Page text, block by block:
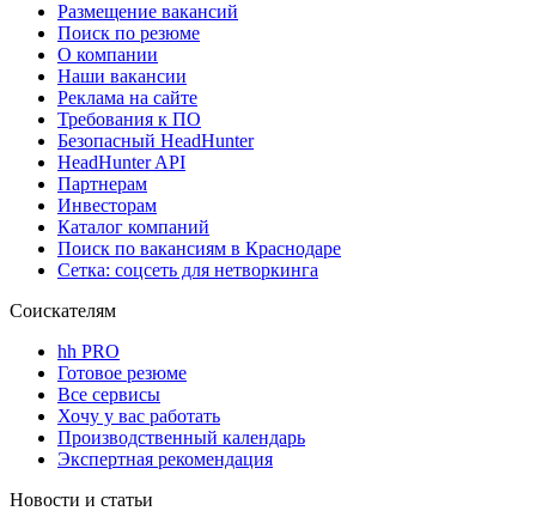
Размещение вакансий
Поиск по резюме
О компании
Наши вакансии
Реклама на сайте
Требования к ПО
Безопасный HeadHunter
HeadHunter API
Партнерам
Инвесторам
Каталог компаний
Поиск по вакансиям в Краснодаре
Сетка: соцсеть для нетворкинга
Соискателям
hh PRO
Готовое резюме
Все сервисы
Хочу у вас работать
Производственный календарь
Экспертная рекомендация
Новости и статьи